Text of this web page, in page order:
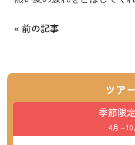
« 前の記事
ツア
季節限
4月～